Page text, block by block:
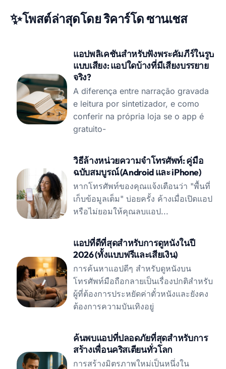
✨โพสต์ล่าสุดโดย ริคาร์โด ซานเชส
แอปพลิเคชันสำหรับฟังพระคัมภีร์ในรูป
แบบเสียง: แอปใดบ้างที่มีเสียงบรรยาย
จริง?
A diferença entre narração gravada
e leitura por sintetizador, e como
conferir na própria loja se o app é
gratuito-
วิธีล้างหน่วยความจำโทรศัพท์: คู่มือ
ฉบับสมบูรณ์ (Android และ iPhone)
หากโทรศัพท์ของคุณแจ้งเตือนว่า "พื้นที่
เก็บข้อมูลเต็ม" บ่อยครั้ง ค้างเมื่อเปิดแอป
หรือไม่ยอมให้คุณลบแอป...
แอปที่ดีที่สุดสำหรับการดูหนังในปี
2026 (ทั้งแบบฟรีและเสียเงิน)
การค้นหาแอปดีๆ สำหรับดูหนังบน
โทรศัพท์มือถือกลายเป็นเรื่องปกติสำหรับ
ผู้ที่ต้องการประหยัดค่าตั๋วหนังและยังคง
ต้องการความบันเทิงอยู่
ค้นพบแอปที่ปลอดภัยที่สุดสำหรับการ
สร้างเพื่อนคริสเตียนทั่วโลก
การสร้างมิตรภาพใหม่เป็นหนึ่งใน